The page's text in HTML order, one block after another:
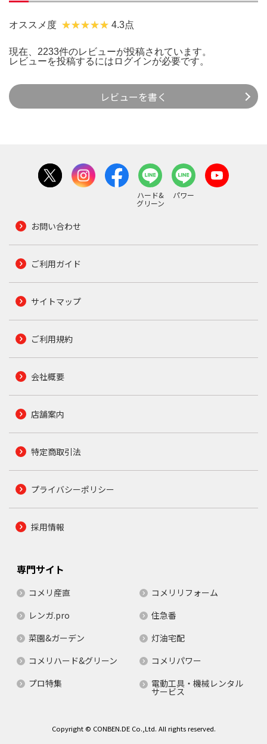
オススメ度 4.3点
現在、2233件のレビューが投稿されています。
レビューを投稿するには ログインが必要です。
レビューを書く
ハード&
グリーン
パワー
お問い合わせ
ご利用ガイド
サイトマップ
ご利用規約
会社概要
店舗案内
特定商取引法
プライバシーポリシー
採用情報
専門サイト
コメリ産直
コメリリフォーム
レンガ.pro
住急番
菜園&ガーデン
灯油宅配
コメリハード&グリーン
コメリパワー
プロ特集
電動工具・機械レンタル
サービス
Copyright © CONBEN.DE Co.,Ltd. All rights reserved.